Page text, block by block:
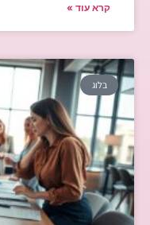
קרא עוד »
בלוג